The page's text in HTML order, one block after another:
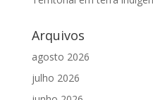
Arquivos
agosto 2026
julho 2026